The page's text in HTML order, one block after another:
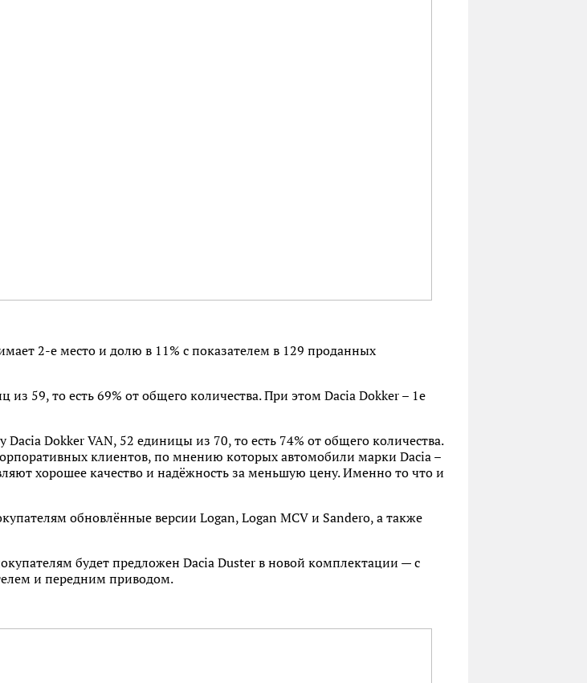
2-е место и долю в 11% с показателем в 129 проданных
59, то есть 69% от общего количества. При этом Dacia Dokker – 1е
Dacia Dokker VAN, 52 единицы из 70, то есть 74% от общего количества.
клиентов, по мнению которых автомобили марки Dacia –
хорошее качество и надёжность за меньшую цену. Именно то что и
обновлённые версии Logan, Logan MCV и Sandero, а также
будет предложен Dacia Duster в новой комплектации — с
и передним приводом.